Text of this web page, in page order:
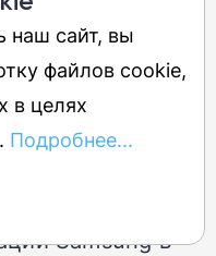
ISOCELL
ещё в 2023
критически
пока
это будет
Samsung в
наш сайт, вы
файлов cookie,
в целях
Подробнее...